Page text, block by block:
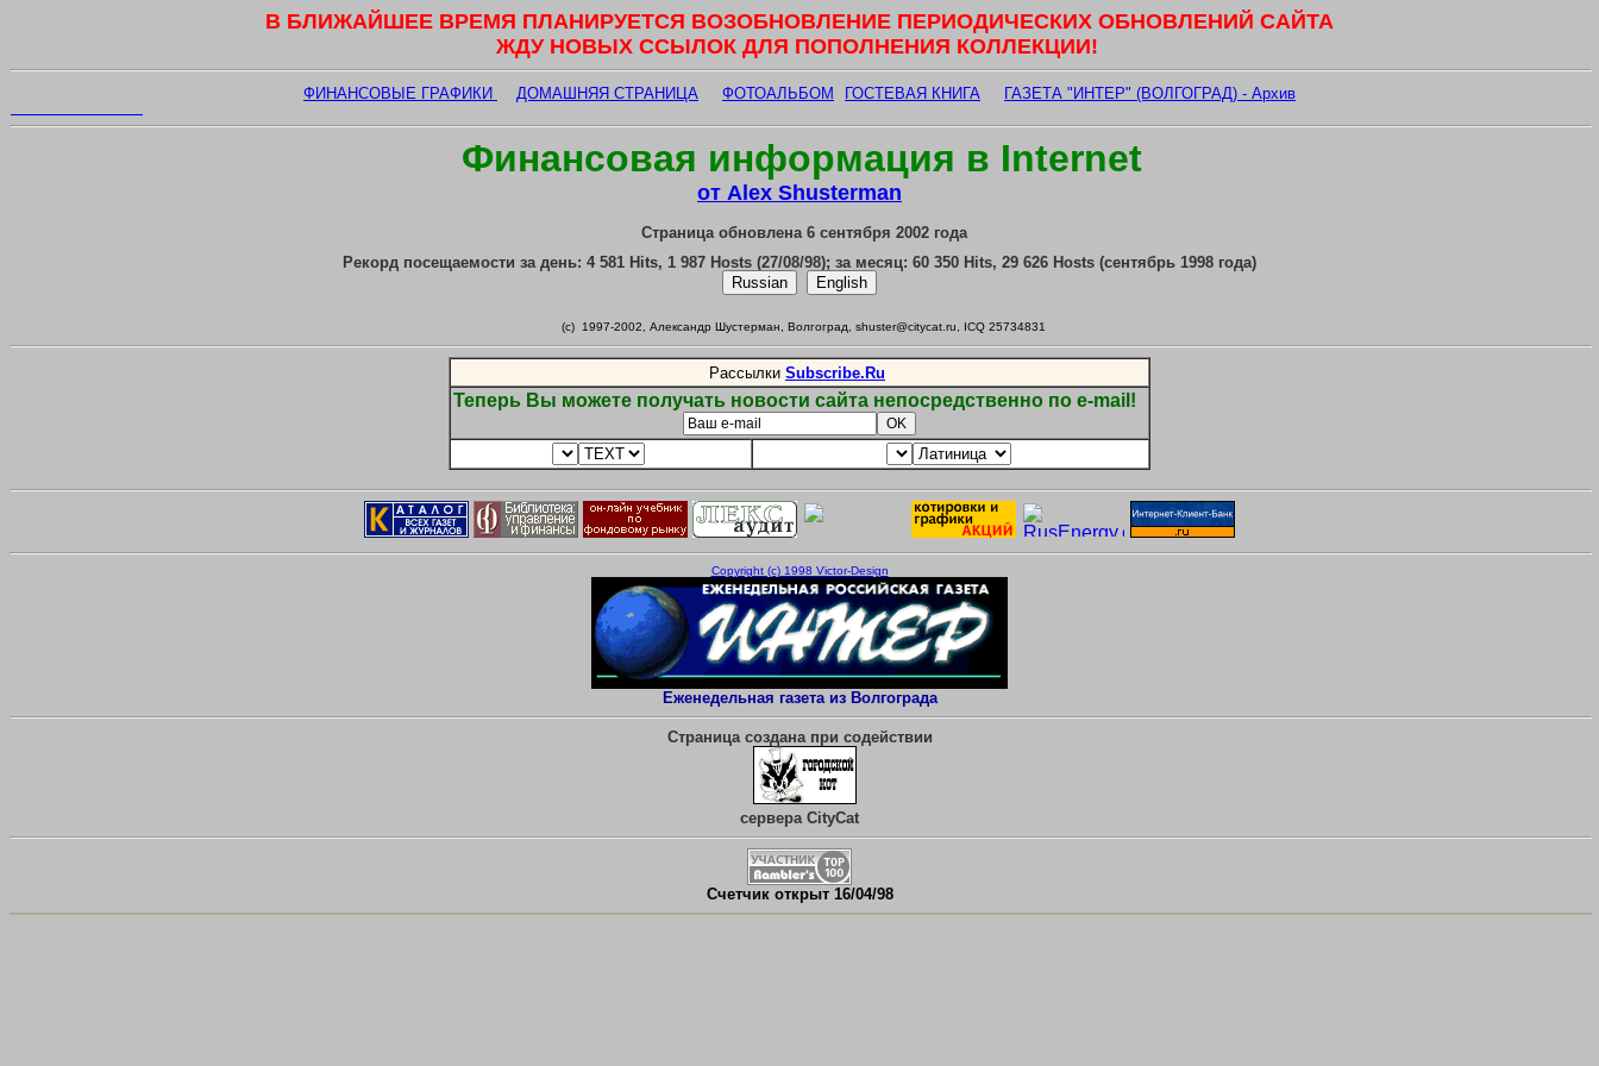
В БЛИЖАЙШЕЕ ВРЕМЯ ПЛАНИРУЕТСЯ ВОЗОБНОВЛЕНИЕ ПЕРИОДИЧЕСКИХ ОБНОВЛЕНИЙ САЙТА
ЖДУ НОВЫХ ССЫЛОК ДЛЯ ПОПОЛНЕНИЯ КОЛЛЕКЦИИ!
ФИНАНСОВЫЕ ГРАФИКИ ДОМАШНЯЯ СТРАНИЦА ФОТОАЛЬБОМ ГОСТЕВАЯ КНИГА ГАЗЕТА "ИНТЕР" (ВОЛГОГРАД) - Архив
Финансовая информация в Internet
от Alex Shusterman
Страница обновлена 6 сентября 2002года
Рекорд посещаемости за день: 4 581 Hits, 1 987 Hosts (27/08/98); за месяц: 60 350 Hits, 29 626 Hosts (сентябрь 1998 года)
(c) 1997-2002, Александр Шустерман, Волгоград, shuster@citycat.ru, ICQ 25734831
Рассылки Subscribe.Ru
Теперь Вы можете получать новости сайта непосредственно по e-mail!
Copyright (с) 1998 Victor-Design
Еженедельная газета из Волгограда
Страница создана при содействии
сервера CityCat
Счетчик открыт 16/04/98